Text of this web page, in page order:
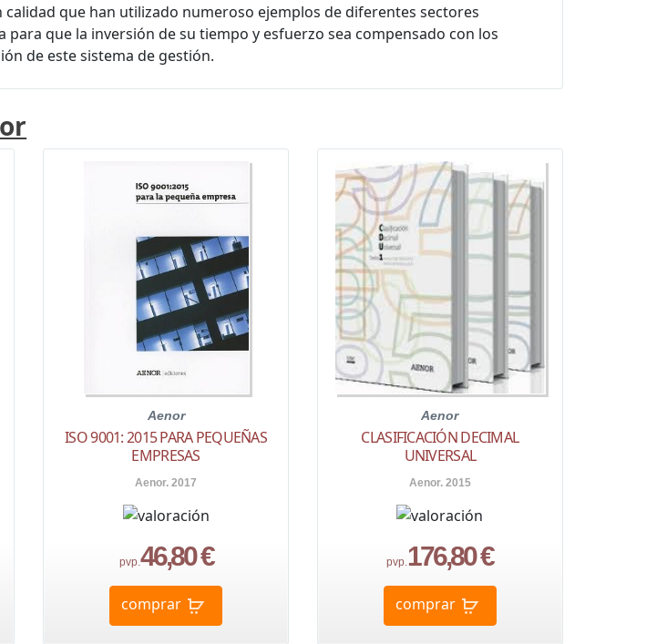
que han utilizado numeroso ejemplos de diferentes sectores
para que la inversión de su tiempo y esfuerzo sea compensado con los
de este sistema de gestión.
Aenor
ISO 9001: 2015 PARA PEQUEÑAS
EMPRESAS
Aenor. 2017
pvp.46,80 €
comprar
Aenor
CLASIFICACIÓN DECIMAL
UNIVERSAL
Aenor. 2015
pvp.176,80 €
comprar